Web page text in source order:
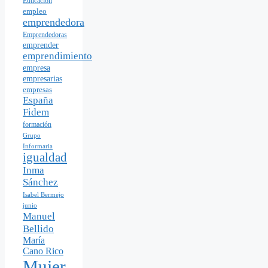
empleo
emprendedora
Emprendedoras
emprender
emprendimiento
empresa
empresarias
empresas
España
Fidem
formación
Grupo
Informaria
igualdad
Inma
Sánchez
Isabel Bermejo
junio
Manuel
Bellido
María
Cano Rico